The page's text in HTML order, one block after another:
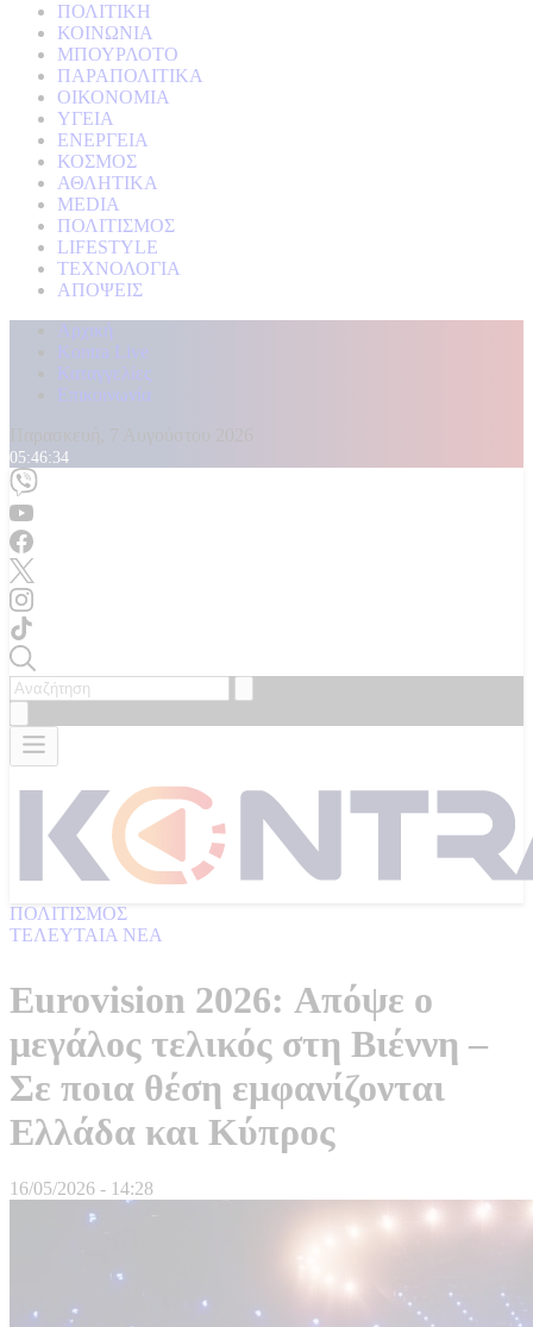
ΠΟΛΙΤΙΚΗ
ΚΟΙΝΩΝΙΑ
ΜΠΟΥΡΛΟΤΟ
ΠΑΡΑΠΟΛΙΤΙΚΑ
ΟΙΚΟΝΟΜΙΑ
ΥΓΕΙΑ
ΕΝΕΡΓΕΙΑ
ΚΟΣΜΟΣ
ΑΘΛΗΤΙΚΑ
MEDIA
ΠΟΛΙΤΙΣΜΟΣ
LIFESTYLE
ΤΕΧΝΟΛΟΓΙΑ
ΑΠΟΨΕΙΣ
Αρχική
Kontra Live
Καταγγελίες
Επικοινωνία
05:46:36
ΠΟΛΙΤΙΣΜΟΣ
ΤΕΛΕΥΤΑΙΑ ΝΕΑ
Eurovision 2026: Απόψε ο
μεγάλος τελικός στη Βιέννη –
Σε ποια θέση εμφανίζονται
Ελλάδα και Κύπρος
16/05/2026 - 14:28